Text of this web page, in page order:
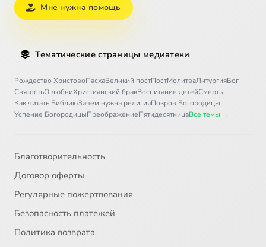
Мне нужна помощь
Тематические страницы медиатеки
Рождество ХристовоПасхаВеликий постПостМолитваЛитургияБог
СвятостьО любвиХристианский бракВоспитание детейСмерть
Как читать БиблиюЗачем нужна религияПокров Богородицы
Успение БогородицыПреображениеПятидесятницаВсе темы →
Благотворительность
Договор оферты
Регулярные пожертвования
Безопасность платежей
Политика возврата